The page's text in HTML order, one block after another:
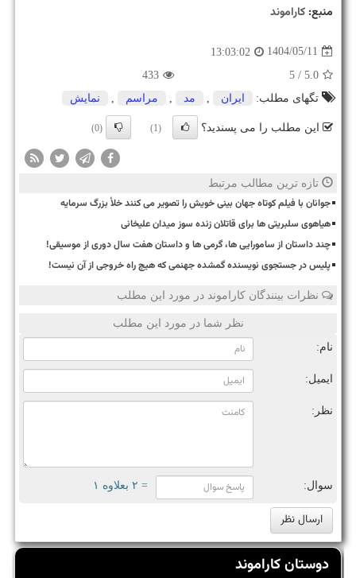
منبع: كاراموند
1404/05/11
13:03:02
5.0
/ 5
433
تگهای مطلب:
ایران , مد , مراسم , نمایش
این مطلب را می پسندید؟ (1)
(0)
تازه ترین مطالب مرتبط
جوانان با فیلم کوتاه جهان بینی خویش را تصویر می کنند خلأ بزرگ سرمایه
هیاهوی سلبریتی ها برای قاتلان زنده سوز میدان علیخانی
چند داستان از سامورایی ها، گرمی ها و داستان هفت سال دوری از موسیقی!
پلیس در جستجوی نویسنده گمشده جهنمی که هیچ راه خروجی از آن نیست!
نظرات بینندگان کاراموند در مورد این مطلب
نظر شما در مورد این مطلب
نام:
ایمیل:
نظر:
سوال: = ۲ بعلاوه ۱
دوستان کاراموند